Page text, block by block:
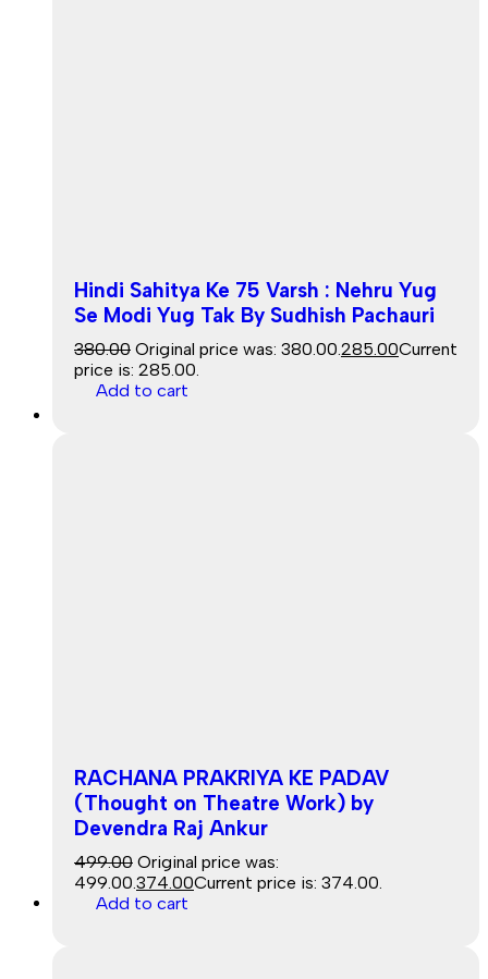
Sale
Hindi Sahitya Ke 75 Varsh : Nehru Yug
Se Modi Yug Tak By Sudhish Pachauri
380.00 Original price was: ₹380.00. 285.00Current
price is: ₹285.00.
Add to cart
RACHANA PRAKRIYA KE PADAV
(Thought on Theatre Work) by
Devendra Raj Ankur
499.00 Original price was:
₹499.00. 374.00Current price is: ₹374.00.
Add to cart